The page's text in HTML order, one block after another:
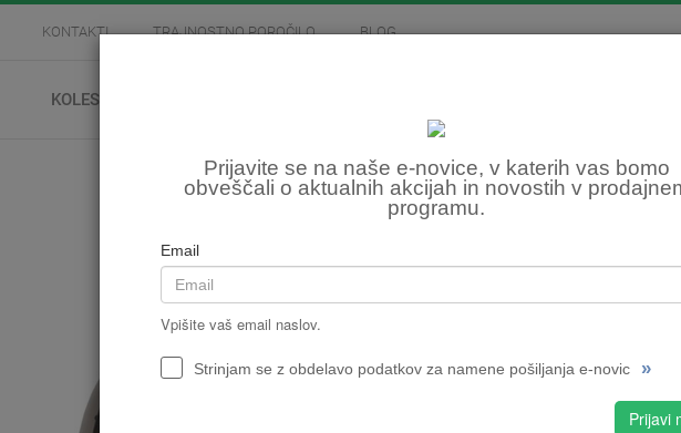
Prijavite se na naše e-novice, v katerih vas bomo
obveščali o aktualnih akcijah in novostih v
programu.
Email
Vpišite vaš email naslov.
Strinjam se z obdelavo podatkov za namene pošiljanja e-novic »
Prijavi
KONTAKTI TRAJNOSTNO POROČILO BLOG
KOLESARSTVO
Šifra: